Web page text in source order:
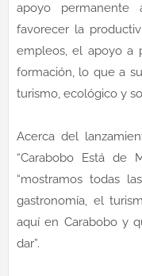
apoyo permanente
favorecer la
empleos, el apoyo a
formación, lo que a
turismo, ecológico y
Acerca del
“Carabobo Está de
“mostramos todas
gastronomía, el
aquí en Carabobo y
dar”.